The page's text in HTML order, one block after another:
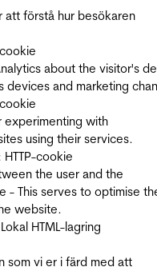
att förstå hur besökaren
about the visitor's
devices and marketing
experimenting with
using their services.
HTTP-cookie
the user and the
- This serves to optimise
website.
HTML-lagring
som vi er i färd med att